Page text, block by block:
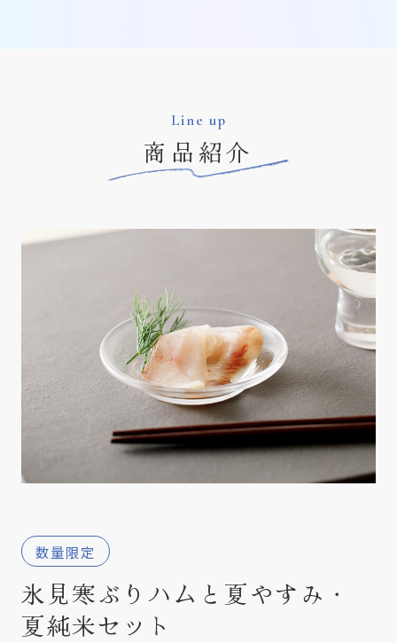
Line up
商品紹介
数量限定
氷見寒ぶりハムと夏やすみ・
夏純米セット